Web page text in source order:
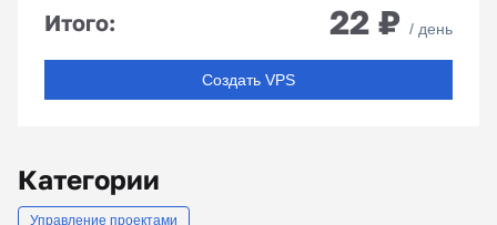
Итого: 22 ₽ / день
Создать VPS
Категории
Управление проектами